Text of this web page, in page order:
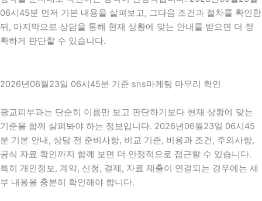
06시45분 먼저 기본 내용을 살펴보고, 그다음 조건과 절차를 확인한
뒤, 마지막으로 상담을 통해 현재 상황에 맞는 안내를 받으면 더 정
확하게 판단할 수 있습니다.
2026년06월23일 06시45분 기준 sns마케팅 마무리 확인
광교피부과는 단순히 이름만 보고 판단하기보다 현재 상황에 맞는
기준을 함께 살펴봐야 하는 정보입니다. 2026년06월23일 06시45
분 기본 안내, 상담 전 준비사항, 비교 기준, 비용과 조건, 주의사항,
공식 자료 확인까지 함께 보면 더 안정적으로 접근할 수 있습니다.
특히 개인정보, 계약, 신청, 결제, 자료 제출이 연결되는 경우에는 세
부 내용을 충분히 확인해야 합니다.